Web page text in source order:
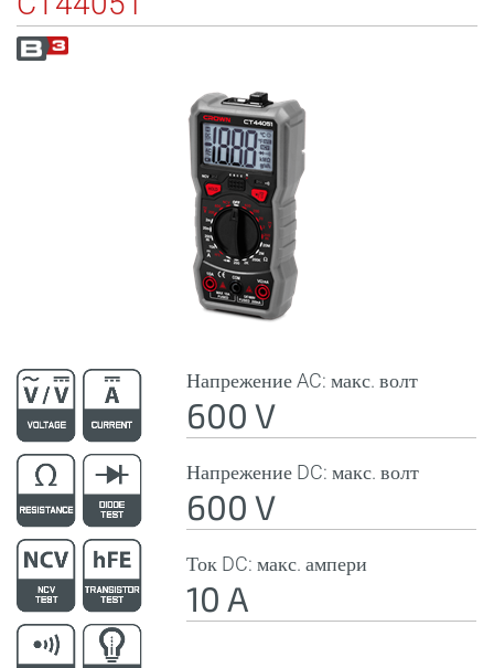
Напрежение AC: макс. волт
600 V
Напрежение DC: макс. волт
600 V
Ток DC: макс. ампери
10 A